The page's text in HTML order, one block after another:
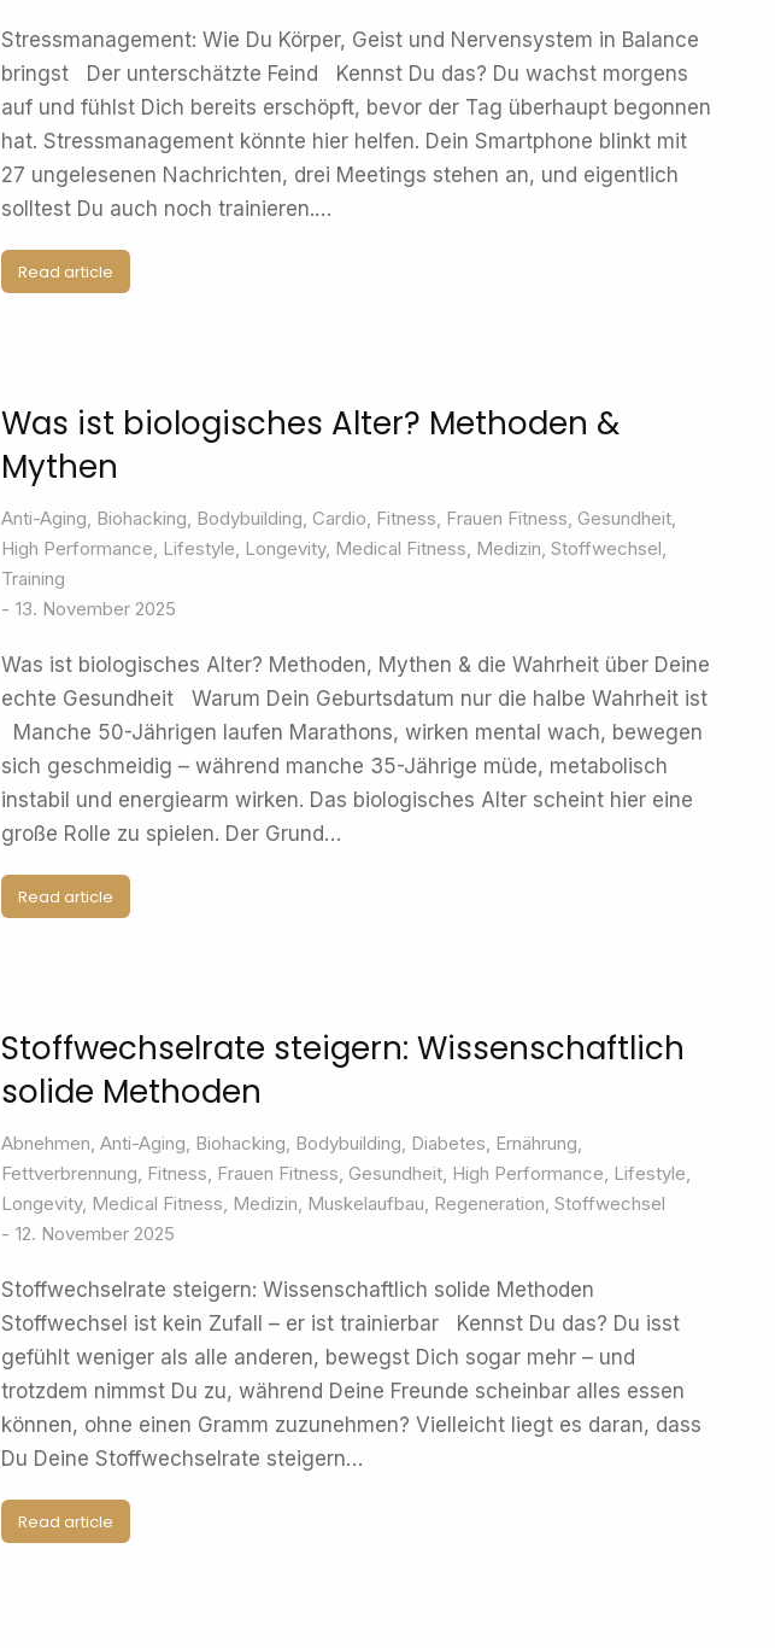
Stressmanagement: Wie Du Körper, Geist und Nervensystem in Balance
bringst Der unterschätzte Feind Kennst Du das? Du wachst morgens
auf und fühlst Dich bereits erschöpft, bevor der Tag überhaupt begonnen
hat. Stressmanagement könnte hier helfen. Dein Smartphone blinkt mit
27 ungelesenen Nachrichten, drei Meetings stehen an, und eigentlich
solltest Du auch noch trainieren.…
Read article
Was ist biologisches Alter? Methoden &
Mythen
Anti-Aging, Biohacking, Bodybuilding, Cardio, Fitness, Frauen Fitness, Gesundheit,
High Performance, Lifestyle, Longevity, Medical Fitness, Medizin, Stoffwechsel,
Training
13. November 2025
Was ist biologisches Alter? Methoden, Mythen & die Wahrheit über Deine
echte Gesundheit Warum Dein Geburtsdatum nur die halbe Wahrheit ist
Manche 50-Jährigen laufen Marathons, wirken mental wach, bewegen
sich geschmeidig – während manche 35-Jährige müde, metabolisch
instabil und energiearm wirken. Das biologisches Alter scheint hier eine
große Rolle zu spielen. Der Grund…
Read article
Stoffwechselrate steigern: Wissenschaftlich
solide Methoden
Abnehmen, Anti-Aging, Biohacking, Bodybuilding, Diabetes, Ernährung,
Fettverbrennung, Fitness, Frauen Fitness, Gesundheit, High Performance, Lifestyle,
Longevity, Medical Fitness, Medizin, Muskelaufbau, Regeneration, Stoffwechsel
12. November 2025
Stoffwechselrate steigern: Wissenschaftlich solide Methoden
Stoffwechsel ist kein Zufall – er ist trainierbar Kennst Du das? Du isst
gefühlt weniger als alle anderen, bewegst Dich sogar mehr – und
trotzdem nimmst Du zu, während Deine Freunde scheinbar alles essen
können, ohne einen Gramm zuzunehmen? Vielleicht liegt es daran, dass
Du Deine Stoffwechselrate steigern…
Read article